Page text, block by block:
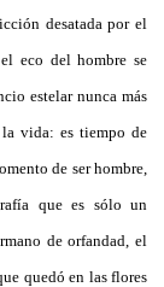
desatada por el
eco del hombre se
estelar nunca más
vida: es tiempo de
de ser hombre,
que es sólo un
de orfandad, el
quedó en las flores